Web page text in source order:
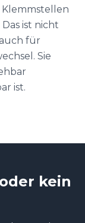
ist nicht
für
Sie
ist.
kein